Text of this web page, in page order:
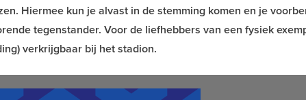
Hiermee kun je alvast in de stemming komen en je
tegenstander. Voor de liefhebbers van een fysiek
verkrijgbaar bij het stadion.